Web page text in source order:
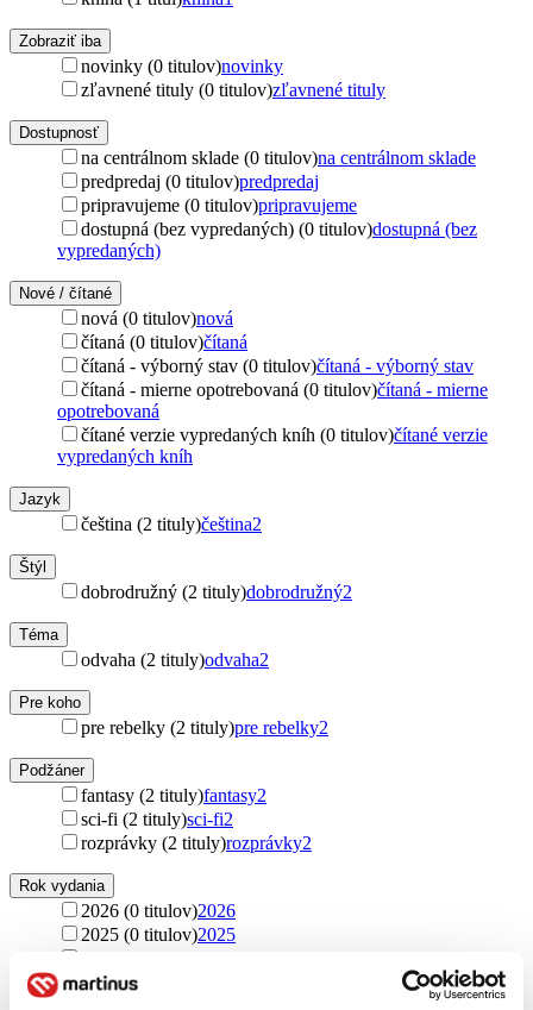
Zobraziť iba
novinky (0 titulov)novinky
zľavnené tituly (0 titulov)zľavnené tituly
Dostupnosť
na centrálnom sklade (0 titulov)na centrálnom sklade
predpredaj (0 titulov)predpredaj
pripravujeme (0 titulov)pripravujeme
dostupná (bez vypredaných) (0 titulov)dostupná (bez
vypredaných)
Nové / čítané
nová (0 titulov)nová
čítaná (0 titulov)čítaná
čítaná - výborný stav (0 titulov)čítaná - výborný stav
čítaná - mierne opotrebovaná (0 titulov)čítaná - mierne
opotrebovaná
čítané verzie vypredaných kníh (0 titulov)čítané verzie
vypredaných kníh
Jazyk
čeština (2 tituly)čeština2
Štýl
dobrodružný (2 tituly)dobrodružný2
Téma
odvaha (2 tituly)odvaha2
Pre koho
pre rebelky (2 tituly)pre rebelky2
Podžáner
fantasy (2 tituly)fantasy2
sci-fi (2 tituly)sci-fi2
rozprávky (2 tituly)rozprávky2
Rok vydania
2026 (0 titulov)2026
2025 (0 titulov)2025
2023 (0 titulov)